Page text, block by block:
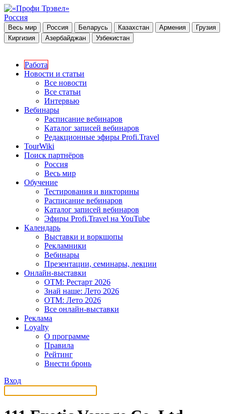
Россия
Весь мир Россия Беларусь Казахстан Армения
Грузия
Киргизия
Азербайджан Узбекистан
Работа
Новости и статьи
Все новости
Все статьи
Интервью
Вебинары
Расписание вебинаров
Каталог записей вебинаров
Редакционные эфиры Profi.Travel
TourWiki
Поиск партнёров
Россия
Весь мир
Обучение
Тестирования и викторины
Расписание вебинаров
Каталог записей вебинаров
Эфиры Profi.Travel на YouTube
Календарь
Выставки и воркшопы
Рекламники
Вебинары
Презентации, семинары, лекции
Онлайн-выставки
OTM: Рестарт 2026
Знай наше: Лето 2026
OTM: Лето 2026
Все онлайн-выставки
Реклама
Loyalty
О программе
Правила
Рейтинг
Внести бронь
Вход